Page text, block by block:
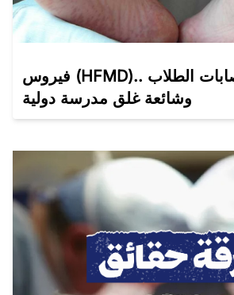
فيروس (HFMD).. حقيقة إصابات الطلاب
وشائعة غلق مدرسة دولية